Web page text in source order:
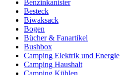
Benzinkanister
Besteck
Biwaksack
Bogen
Bücher & Fanartikel
Bushbox
Camping Elektrik und Energie
Camping Haushalt
Camping Kühlen